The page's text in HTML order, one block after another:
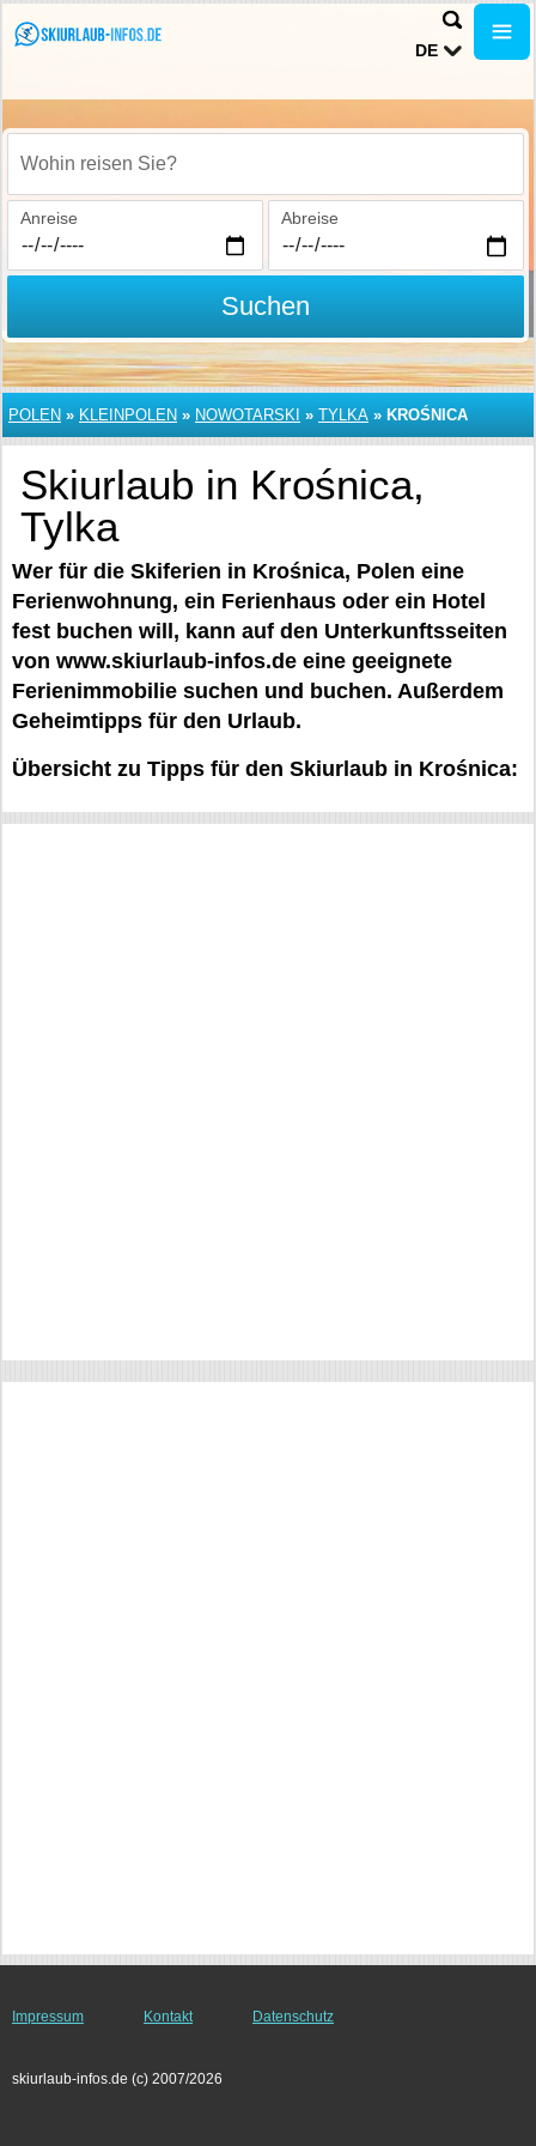
DE
Wohin reisen Sie?
Anreise Abreise
Suchen
POLEN » KLEINPOLEN » NOWOTARSKI » TYLKA » KROŚNICA
Skiurlaub in Krośnica,
Tylka
Wer für die Skiferien in Krośnica, Polen eine
Ferienwohnung, ein Ferienhaus oder ein Hotel
fest buchen will, kann auf den Unterkunftsseiten
von www.skiurlaub-infos.de eine geeignete
Ferienimmobilie suchen und buchen. Außerdem
Geheimtipps für den Urlaub.
Übersicht zu Tipps für den Skiurlaub in Krośnica:
Impressum Kontakt Datenschutz
skiurlaub-infos.de (c) 2007/2026